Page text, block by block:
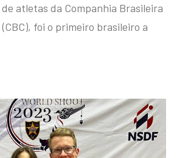
atletas da Companhia Brasileira
foi o primeiro brasileiro a